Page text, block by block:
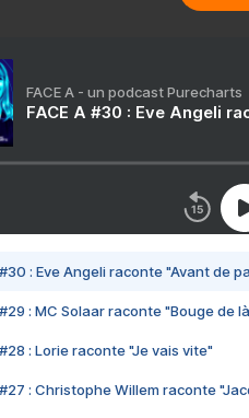
FACE A - un podcast Purecharts
FACE A #30 : Eve Angeli
#30 : Eve Angeli raconte "Avant de
#29 : MC Solaar raconte "Bouge de
#28 : Lorie raconte "Je vais vite"
#27 : Christophe Willem raconte